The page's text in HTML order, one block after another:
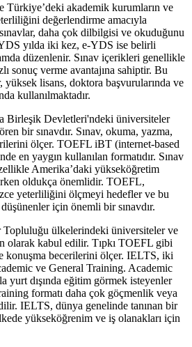
akademik kurumların ve
değerlendirme amacıyla
daha çok dilbilgisi ve okuduğunu
yılda iki kez, e-YDS ise belirli
düzenlenir. Sınav içerikleri genellikle
sonuç verme avantajına sahiptir. Bu
yüksek lisans, doktora başvurularında ve
kullanılmaktadır.
Birleşik Devletleri'ndeki üniversiteler
bir sınavdır. Sınav, okuma, yazma,
ölçer. TOEFL iBT (internet-based
en yaygın kullanılan formatıdır. Sınav
Amerika’daki yükseköğretim
oldukça önemlidir. TOEFL,
yeterliliğini ölçmeyi hedefler ve bu
için önemli bir sınavdır.
ülkelerindeki üniversiteler ve
olarak kabul edilir. Tıpkı TOEFL gibi
konuşma becerilerini ölçer. IELTS, iki
ve General Training. Academic
yurt dışında eğitim görmek isteyenler
formatı daha çok göçmenlik veya
IELTS, dünya genelinde tanınan bir
yükseköğrenim ve iş olanakları için